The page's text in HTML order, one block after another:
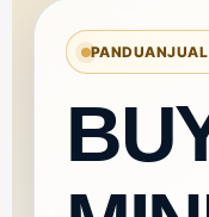
PANDUAN